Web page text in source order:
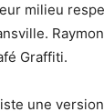
milieu
Graffiti.
une version